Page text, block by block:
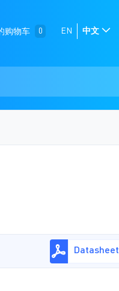
购物车 0
跳
到
EN
选
中文
Datasheet